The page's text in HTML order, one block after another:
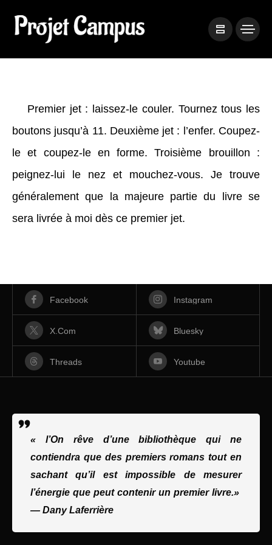
Premier jet : laissez-le couler. Tournez tous les
boutons jusqu’à 11. Deuxième jet : l’enfer. Coupez-
le et coupez-le en forme. Troisième brouillon :
peignez-lui le nez et mouchez-vous. Je trouve
généralement que la majeure partie du livre se
sera livrée à moi dès ce premier jet.
Facebook Instagram
X.com Bluesky
Threads Youtube
« l’On rêve d’une bibliothèque qui ne
contiendra que des premiers romans tout en
sachant qu’il est impossible de mesurer
l’énergie que peut contenir un premier livre.»
— Dany Laferrière